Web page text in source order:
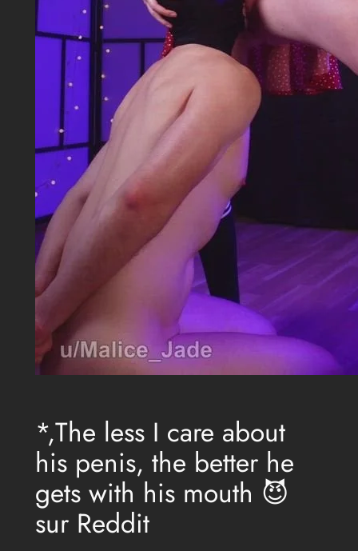
*,The less I care about
his penis, the better he
gets with his mouth 😈
sur Reddit